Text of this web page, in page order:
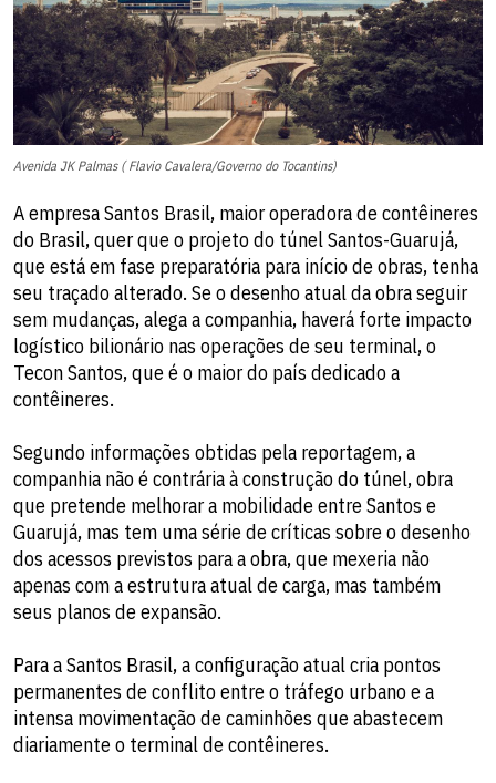
Avenida JK Palmas ( Flavio Cavalera/Governo do Tocantins)
A empresa Santos Brasil, maior operadora de contêineres
do Brasil, quer que o projeto do túnel Santos-Guarujá,
que está em fase preparatória para início de obras, tenha
seu traçado alterado. Se o desenho atual da obra seguir
sem mudanças, alega a companhia, haverá forte impacto
logístico bilionário nas operações de seu terminal, o
Tecon Santos, que é o maior do país dedicado a
contêineres.
Segundo informações obtidas pela reportagem, a
companhia não é contrária à construção do túnel, obra
que pretende melhorar a mobilidade entre Santos e
Guarujá, mas tem uma série de críticas sobre o desenho
dos acessos previstos para a obra, que mexeria não
apenas com a estrutura atual de carga, mas também
seus planos de expansão.
Para a Santos Brasil, a configuração atual cria pontos
permanentes de conflito entre o tráfego urbano e a
intensa movimentação de caminhões que abastecem
diariamente o terminal de contêineres.